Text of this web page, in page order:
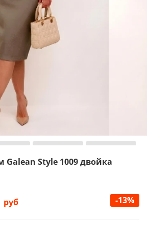
Style 1009 двойка
руб -13%